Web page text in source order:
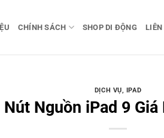
CHÍNH SÁCH SHOP DI ĐỘNG LIÊN
DỊCH VỤ, IPAD
Nguồn iPad 9